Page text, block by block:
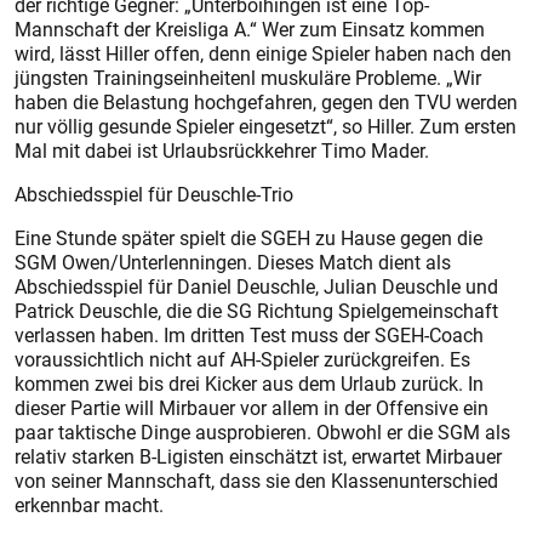
Mannschaft der Kreisliga A.“ Wer zum Einsatz kommen
wird, lässt Hiller offen, denn einige Spieler haben nach den
jüngsten Trainingseinheitenl muskuläre Probleme. „Wir
haben die Belastung hochgefahren, gegen den TVU werden
nur völlig gesunde Spieler eingesetzt“, so Hiller. Zum ersten
Mal mit dabei ist Urlaubsrückkehrer Timo Mader.
Abschiedsspiel für Deuschle-Trio
Eine Stunde später spielt die SGEH zu Hause gegen die
SGM Owen/Unterlenningen. Dieses Match dient als
Abschiedsspiel für Daniel Deuschle, Julian Deuschle und
Patrick Deuschle, die die SG Richtung Spielgemeinschaft
verlassen haben. Im dritten Test muss der SGEH-Coach
voraussichtlich nicht auf AH-Spieler zurückgreifen. Es
kommen zwei bis drei Kicker aus dem Urlaub zurück. In
dieser Partie will Mirbauer vor allem in der Offensive ein
paar taktische Dinge ausprobieren. Obwohl er die SGM als
relativ starken B-Ligisten einschätzt ist, erwartet Mirbauer
von seiner Mannschaft, dass sie den Klassenunterschied
erkennbar macht.